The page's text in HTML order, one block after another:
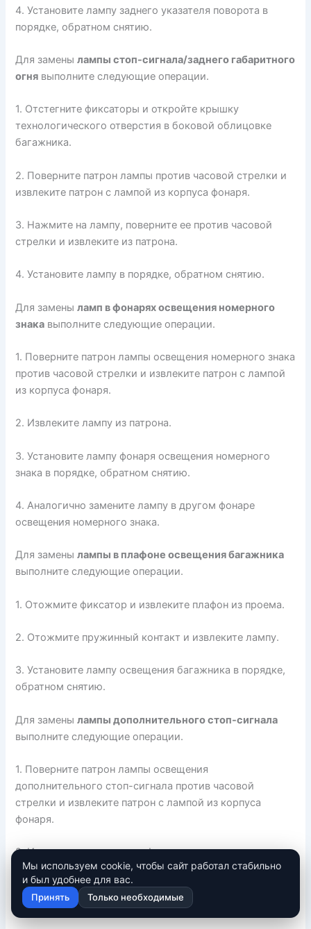
4. Установите лампу заднего указателя поворота в
порядке, обратном снятию.
Для заменылампы стоп-сигнала/заднего габаритного
огня выполните следующие операции.
1. Отстегните фиксаторы и откройте крышку
технологического отверстия в боковой облицовке
багажника.
2. Поверните патрон лампы против часовой стрелки и
извлеките патрон с лампой из корпуса фонаря.
3. Нажмите на лампу, поверните ее против часовой
стрелки и извлеките из патрона.
4. Установите лампу в порядке, обратном снятию.
Для заменыламп в фонарях освещения номерного
знака выполните следующие операции.
1. Поверните патрон лампы освещения номерного знака
против часовой стрелки и извлеките патрон с лампой
из корпуса фонаря.
2. Извлеките лампу из патрона.
3. Установите лампу фонаря освещения номерного
знака в порядке, обратном снятию.
4. Аналогично замените лампу в другом фонаре
освещения номерного знака.
Для заменылампы в плафоне освещения багажника
выполните следующие операции.
1. Отожмите фиксатор и извлеките плафон из проема.
2. Отожмите пружинный контакт и извлеките лампу.
3. Установите лампу освещения багажника в порядке,
обратном снятию.
Для заменылампы дополнительного стоп-сигнала
выполните следующие операции.
1. Поверните патрон лампы освещения
дополнительного стоп-сигнала против часовой
стрелки и извлеките патрон с лампой из корпуса
фонаря.
2. Извлеките лампу из плафона.
3. Установите лампу дополнительного стоп-сигнала в
порядке, обратном снятию.
Мы используем cookie, чтобы сайт работал стабильно
и был удобнее для вас.
Принять Только необходимые